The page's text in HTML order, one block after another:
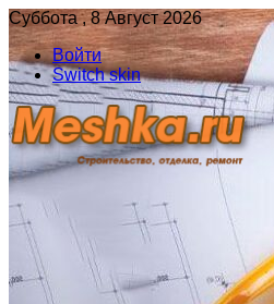
Суббота , 8 Август 2026
Войти
Switch skin